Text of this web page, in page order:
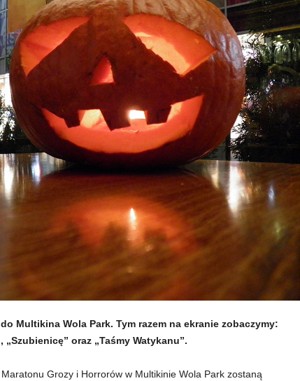
Multikina Wola Park. Tym razem na ekranie zobaczymy:
„Szubienicę” oraz „Taśmy Watykanu”.
Grozy i Horrorów w Multikinie Wola Park zostaną